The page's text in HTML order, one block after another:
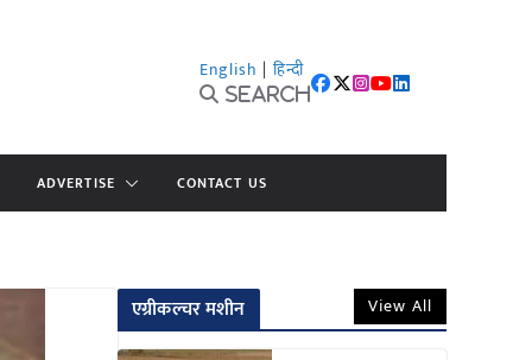
English | हिन्दी
Search
ADVERTISE CONTACT US
एग्रीकल्चर मशीन View All